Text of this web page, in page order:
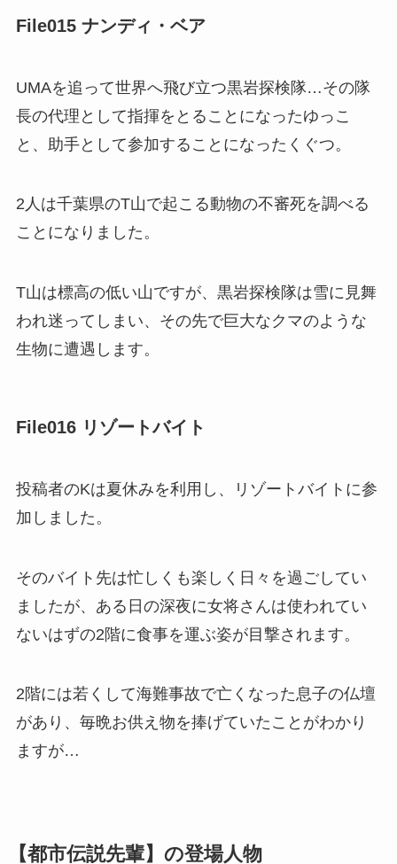
File015 ナンディ・ベア
UMAを追って世界へ飛び立つ黒岩探検隊…その隊
長の代理として指揮をとることになったゆっこ
と、助手として参加することになったくぐつ。
2人は千葉県のT山で起こる動物の不審死を調べる
ことになりました。
T山は標高の低い山ですが、黒岩探検隊は雪に見舞
われ迷ってしまい、その先で巨大なクマのような
生物に遭遇します。
File016 リゾートバイト
投稿者のKは夏休みを利用し、リゾートバイトに参
加しました。
そのバイト先は忙しくも楽しく日々を過ごしてい
ましたが、ある日の深夜に女将さんは使われてい
ないはずの2階に食事を運ぶ姿が目撃されます。
2階には若くして海難事故で亡くなった息子の仏壇
があり、毎晩お供え物を捧げていたことがわかり
ますが…
【都市伝説先輩】の登場人物